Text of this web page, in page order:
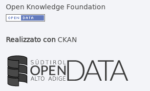
Open Knowledge Foundation
Realizzato conCKAN